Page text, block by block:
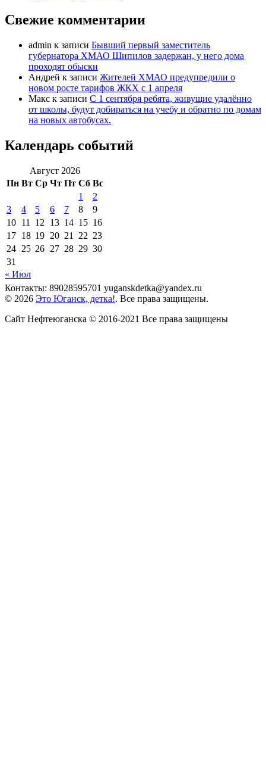
Свежие комментарии
admin к записи Бывший первый заместитель
губернатора ХМАО Шипилов задержан, у него дома
проходят обыски
Андрей к записи Жителей ХМАО предупредили о
новом росте тарифов ЖКХ с 1 апреля
Макс к записи С 1 сентября ребята, живущие удалённо
от школы, будут добираться на учебу и обратно по домам
на новых автобусах.
Календарь событий
Август 2026
Пн Вт Ср Чт Пт Сб Вс
1
2
3
4 5 6 7 8
9
10 11 12 13 14 15 16
17 18 19 20 21 22 23
24 25 26 27 28 29 30
31
« Июл
Контакты: 89028595701 yuganskdetka@yandex.ru
© 2026 Это Юганск, детка!. Все права защищены.
Сайт Нефтеюганска © 2016-2021 Все права защищены